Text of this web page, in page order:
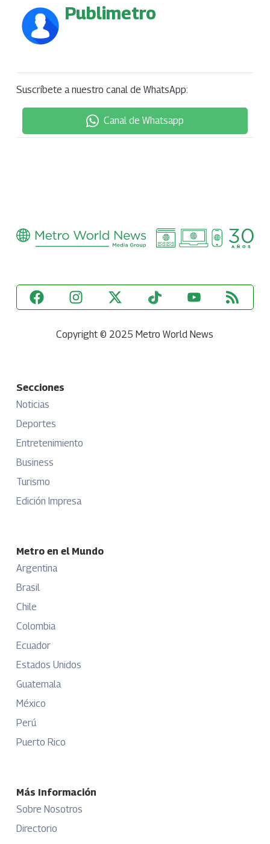
Publimetro
Suscríbete a nuestro canal de WhatsApp:
Canal de Whatsapp
Copyright © 2025 Metro World News
Secciones
Noticias
Deportes
Entretenimiento
Business
Turismo
Edición Impresa
Metro en el Mundo
Argentina
Brasil
Chile
Colombia
Ecuador
Estados Unidos
Guatemala
México
Perú
Puerto Rico
Más Información
Sobre Nosotros
Directorio